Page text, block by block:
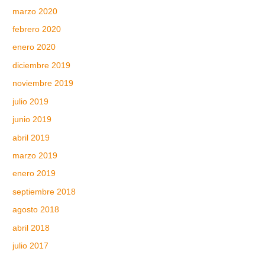
marzo 2020
febrero 2020
enero 2020
diciembre 2019
noviembre 2019
julio 2019
junio 2019
abril 2019
marzo 2019
enero 2019
septiembre 2018
agosto 2018
abril 2018
julio 2017